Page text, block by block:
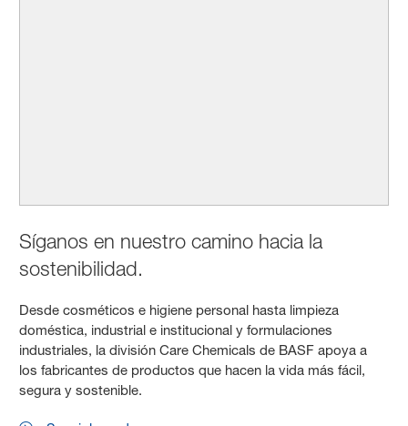
Síganos en nuestro camino hacia la
sostenibilidad.
Desde cosméticos e higiene personal hasta limpieza
doméstica, industrial e institucional y formulaciones
industriales, la división Care Chemicals de BASF apoya a
los fabricantes de productos que hacen la vida más fácil,
segura y sostenible.